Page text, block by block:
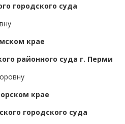
городского суда
крае
районного суда г. Перми
крае
городского суда